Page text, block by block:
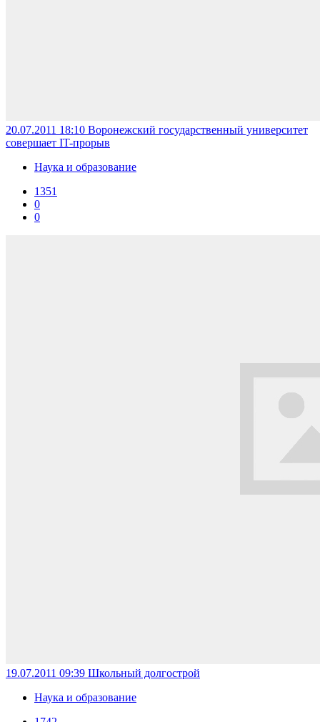
20.07.2011 18:10 Воронежский государственный университет
совершает IT-прорыв
Наука и образование
1351
0
0
19.07.2011 09:39 Школьный долгострой
Наука и образование